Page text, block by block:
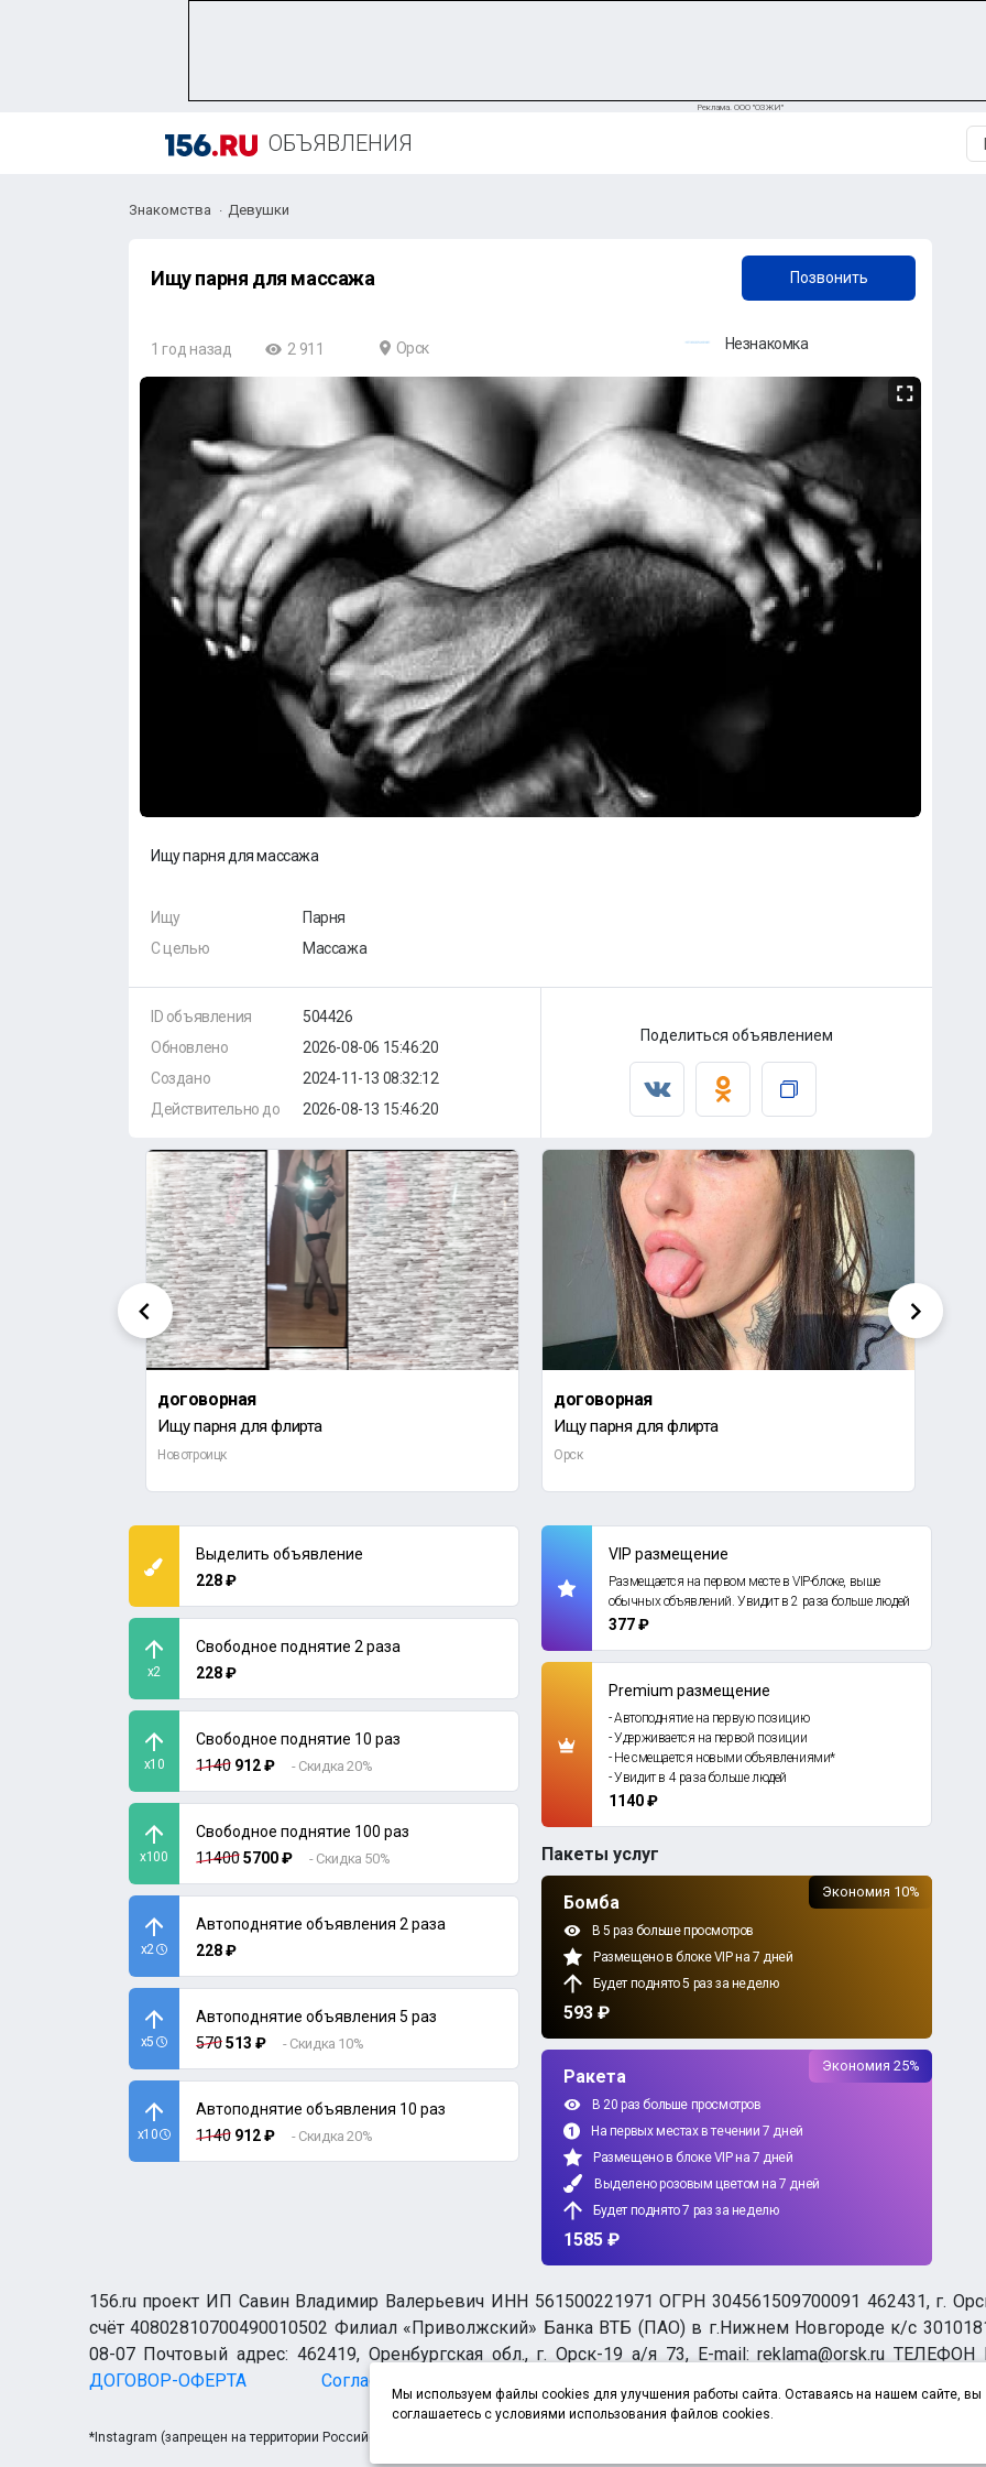
Реклама. ООО "ОЗЖИ"
ОБЪЯВЛЕНИЯ
Знакомства Девушки
Ищу парня для массажа Позвонить
1 год назад 2 911 Орск Незнакомка
Ищу парня для массажа
Ищу
С целью
Парня
Массажа
ID объявления
Обновлено
Создано
Действительно до
504426
2026-08-06 15:46:20
2024-11-13 08:32:12
2026-08-13 15:46:20
Поделиться объявлением
договорная
Ищу парня для флирта
Новотроицк
договорная
Ищу парня для флирта
Орск
Выделить объявление
228 ₽
x2
Свободное поднятие 2 раза
228 ₽
x10
Свободное поднятие 10 раз
1140 912 ₽ - Скидка 20%
x100
Свободное поднятие 100 раз
114005700 ₽ - Скидка 50%
x2
Автоподнятие объявления 2 раза
228 ₽
x5
Автоподнятие объявления 5 раз
570513 ₽ - Скидка 10%
x10
Автоподнятие объявления 10 раз
1140 912 ₽ - Скидка 20%
VIP размещение
Размещается на первом месте в VIP-блоке, выше
обычных объявлений. Увидит в 2 раза больше людей
377 ₽
Premium размещение
- Автоподнятие на первую позицию
- Удерживается на первой позиции
- Не смещается новыми объявлениями*
- Увидит в 4 раза больше людей
1140 ₽
Пакеты услуг
Бомба
В 5 раз больше просмотров
Размещено в блоке VIP на 7 дней
Будет поднято 5 раз за неделю
593 ₽
Экономия 10%
Ракета
В 20 раз больше просмотров
На первых местах в течении 7 дней
Размещено в блоке VIP на 7 дней
Выделено розовым цветом на 7 дней
Будет поднято 7 раз за неделю
1585 ₽
Экономия 25%
156.ru проект ИП Савин Владимир Валерьевич ИНН 561500221971 ОГРН 304561509700091 462431, г.
счёт 40802810700490010502 Филиал «Приволжский» Банка ВТБ (ПАО) в г.Нижнем Новгороде к/с
08-07 Почтовый адрес: 462419, Оренбургская обл., г. Орск-19 а/я 73, E-mail: reklama@orsk.ru
ДОГОВОР-ОФЕРТА
Согласие на обработку персональных данных
*Instagram (запрещен на территории Российской Федерации)
Мы используем файлы cookies для улучшения работы сайта. Оставаясь на нашем сайте, вы
соглашаетесь с условиями использования файлов cookies.